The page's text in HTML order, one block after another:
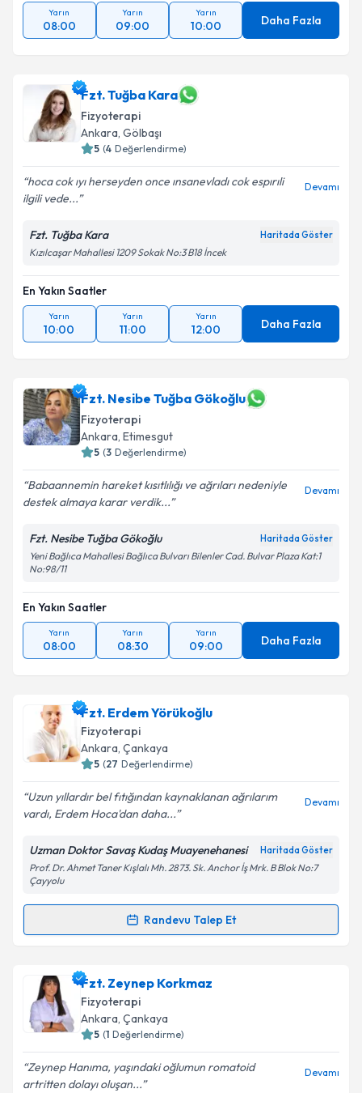
Yarın
08:00
Yarın
09:00
Yarın
10:00 Daha Fazla
Fzt. Tuğba Kara
Fizyoterapi
Ankara, Gölbaşı
5 (4 Değerlendirme)
hoca cok ıyı herseyden once ınsanevladı cok espırıli
ilgili vede...
Devamı
Fzt. Tuğba Kara Haritada Göster
Kızılcaşar Mahallesi 1209 Sokak No:3 B18 İncek
En Yakın Saatler
Yarın
10:00
Yarın
11:00
Yarın
12:00 Daha Fazla
Fzt. Nesibe Tuğba Gökoğlu
Fizyoterapi
Ankara, Etimesgut
5 (3 Değerlendirme)
Babaannemin hareket kısıtlılığı ve ağrıları nedeniyle
destek almaya karar verdik...
Devamı
Fzt. Nesibe Tuğba Gökoğlu Haritada Göster
Yeni Bağlıca Mahallesi Bağlıca Bulvarı Bilenler Cad. Bulvar Plaza Kat:1
No:98/11
En Yakın Saatler
Yarın
08:00
Yarın
08:30
Yarın
09:00 Daha Fazla
Fzt. Erdem Yörükoğlu
Fizyoterapi
Ankara, Çankaya
5 (27 Değerlendirme)
Uzun yıllardır bel fıtığından kaynaklanan ağrılarım
vardı, Erdem Hoca'dan daha...
Devamı
Uzman Doktor Savaş Kudaş Muayenehanesi Haritada Göster
Prof. Dr. Ahmet Taner Kışlalı Mh. 2873. Sk. Anchor İş Mrk. B Blok No:7
Çayyolu
Randevu Talep Et
Randevu Takvimi Talebi
Fzt. Erdem Yörükoğluiçin randevu takvimi talebi
oluşturun. Size bu uzmandan randevu almanız için bir
takvim hazırlandığında e-posta ile bilgilendireceğiz.
Fzt. Zeynep Korkmaz
Fizyoterapi
Ankara, Çankaya
5 (1 Değerlendirme)
Zeynep Hanıma, yaşındaki oğlumun romatoid
artritten dolayı oluşan...
Devamı